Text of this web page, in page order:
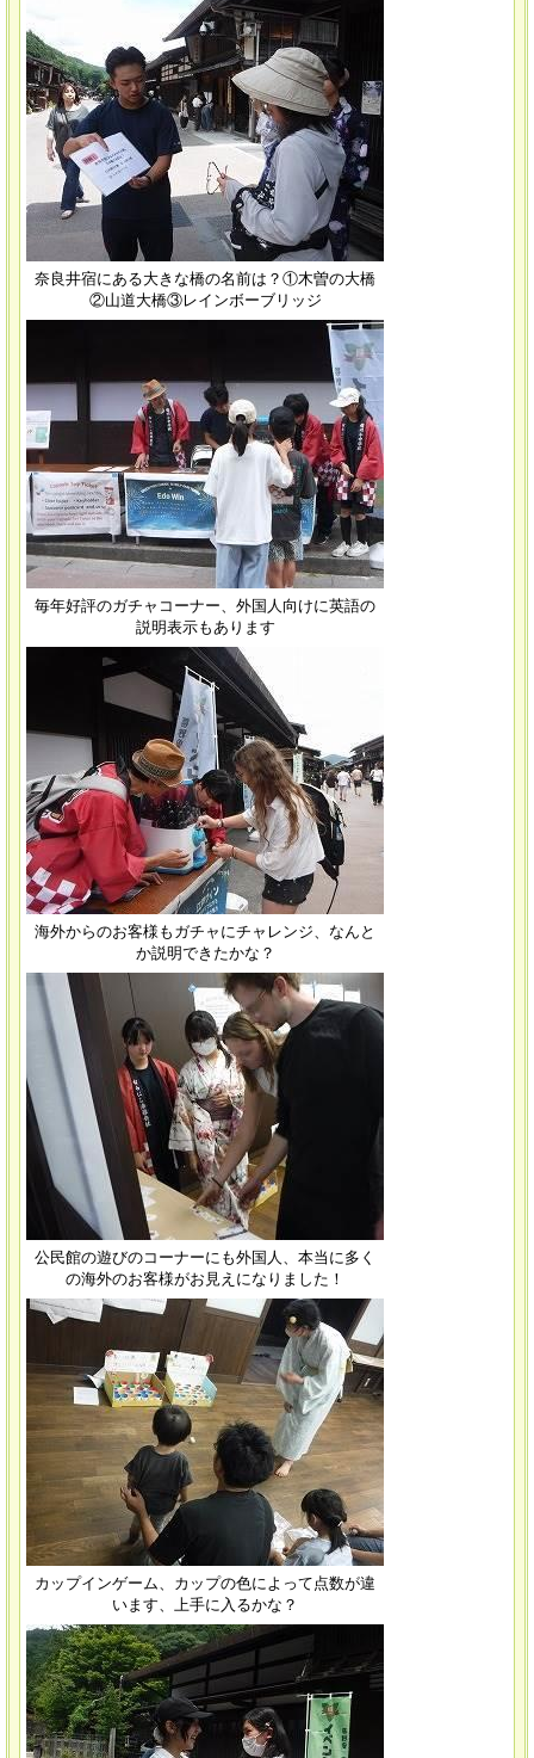
奈良井宿にある大きな橋の名前は？①木曽の大橋
②山道大橋③レインボーブリッジ
毎年好評のガチャコーナー、外国人向けに英語の
説明表示もあります
海外からのお客様もガチャにチャレンジ、なんと
か説明できたかな？
公民館の遊びのコーナーにも外国人、本当に多く
の海外のお客様がお見えになりました！
カップインゲーム、カップの色によって点数が違
います、上手に入るかな？